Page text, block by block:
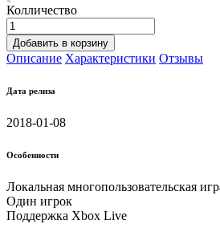
Колличество
Добавить в корзину
Описание Характеристики Отзывы
Дата релиза
2018-01-08
Особенности
Локальная многопользовательская
Один игрок
Поддержка Xbox Live